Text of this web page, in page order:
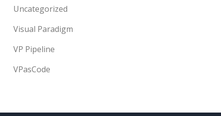
Uncategorized
Visual Paradigm
VP Pipeline
VPasCode